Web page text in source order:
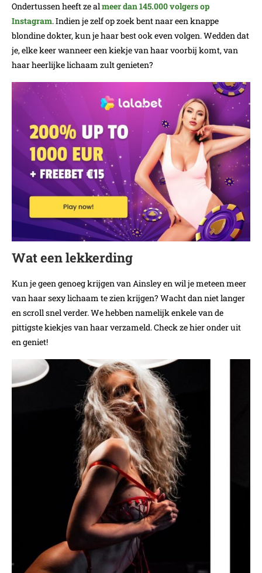
Ondertussen heeft ze almeer dan 145.000 volgers op
Instagram. Indien je zelf op zoek bent naar een knappe
blondine dokter, kun je haar best ook even volgen. Wedden dat
je, elke keer wanneer een kiekje van haar voorbij komt, van
haar heerlijke lichaam zult genieten?
Wat een lekkerding
Kun je geen genoeg krijgen van Ainsley en wil je meteen meer
van haar sexy lichaam te zien krijgen? Wacht dan niet langer
en scroll snel verder. We hebben namelijk enkele van de
pittigste kiekjes van haar verzameld. Check ze hier onder uit
en geniet!